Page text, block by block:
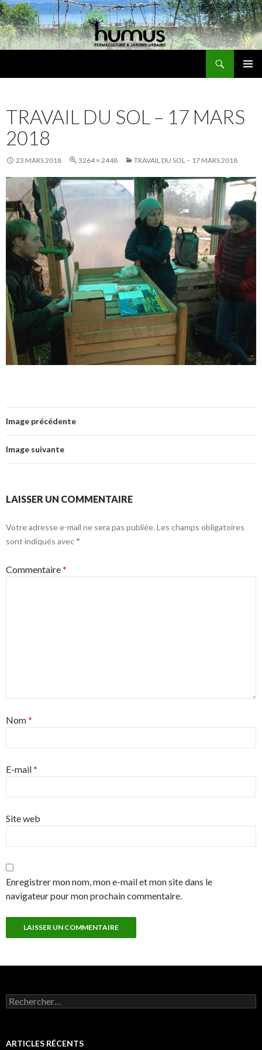
TRAVAIL DU SOL – 17 MARS
2018
23 MARS 2018 3264 × 2448 TRAVAIL DU SOL – 17 MARS 2018
Image précédente
Image suivante
LAISSER UN COMMENTAIRE
Votre adresse e-mail ne sera pas publiée. Les champs obligatoires
sont indiqués avec *
Commentaire*
Nom*
E-mail*
Site web
Enregistrer mon nom, mon e-mail et mon site dans le
navigateur pour mon prochain commentaire.
Rechercher :
ARTICLES RÉCENTS